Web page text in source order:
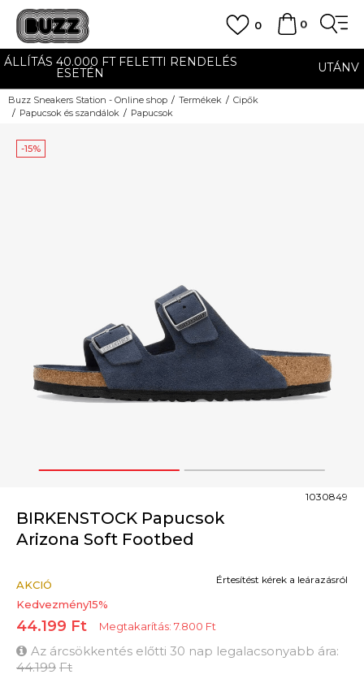
0
0
RENDELÉS UTÁNVÉTES ÉS BANKKÁRTYÁS
Buzz Sneakers Station - Online shop Termékek
Cipők
Papucsok és szandálok
Papucsok
1 2
-15%
BIRKENSTOCK Papucsok
Arizona Soft Footbed
1030849
AKCIÓ
Kedvezmény15%
44.199 Ft Megtakarítás: 7.800 Ft
Az árcsökkentés előtti 30 nap legalacsonyabb ára:
44.199 Ft
Értesítést kérek a leárazásról